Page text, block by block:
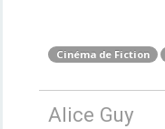
Cinéma de Fiction
Alice Guy